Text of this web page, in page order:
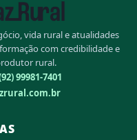
vida rural e atualidades
com credibilidade e
rural.
99981-7401